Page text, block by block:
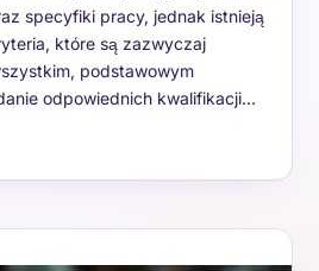
specyfiki pracy, jednak istnieją
które są zazwyczaj
podstawowym
odpowiednich kwalifikacji…